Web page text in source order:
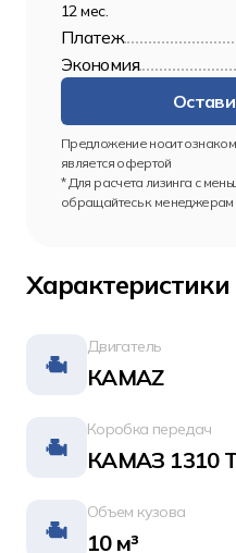
12 мес.
Платеж
Экономия
Предложение носит
является офертой
* Для расчета лизинга с
обращайтесь к менеджерам
Характеристики
Двигатель
КАМАZ
Коробка передач
КАМАЗ 1310
Объем кузова
10 м³